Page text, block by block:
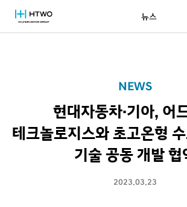
뉴스
NEWS
현대자동차·기아, 어
테크놀로지스와 초고온형
기술 공동 개발 협
2023.03.23